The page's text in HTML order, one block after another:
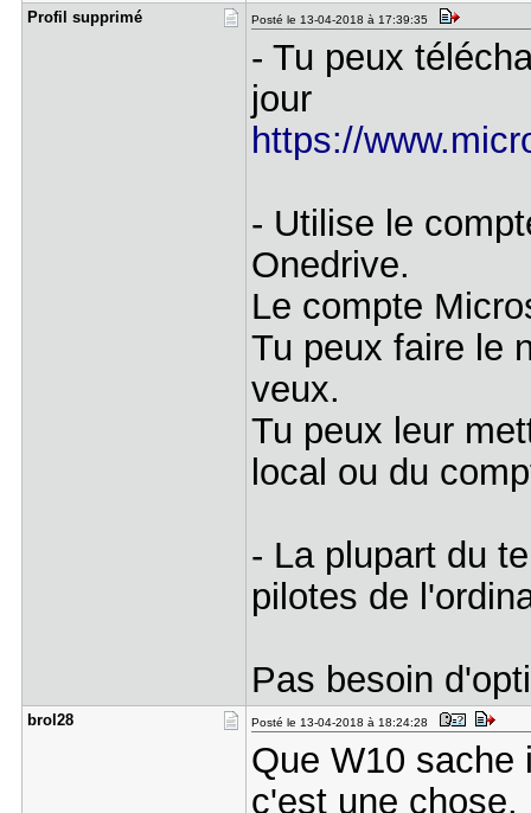
Profil sup​primé Posté le 13-04-2018 à 17:39:35
- Tu peux
jour
https://
- Utilise le
Onedrive.
Le compte
Tu peux faire le
veux.
Tu peux leur
local ou du
- La plupart du
pilotes de
Pas besoin
brol28 Posté le 13-04-2018 à 18:24:28
Que W10 sache
c'est une